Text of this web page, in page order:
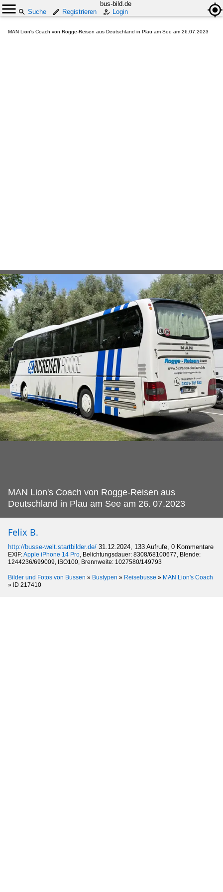
bus-bild.de
Suche
Registrieren Login
MAN Lion's Coach von Rogge-Reisen aus Deutschland in Plau am See am 26.07.2023
MAN Lion's Coach von Rogge-Reisen aus
Deutschland in Plau am See am 26. 07.2023
Felix B.
http://busse-welt.startbilder.de/ 31.12.2024, 133 Aufrufe, 0 Kommentare
EXIF:Apple iPhone 14 Pro, Belichtungsdauer: 8308/68100677, Blende:
1244236/699009, ISO100, Brennweite: 1027580/149793
Bilder und Fotos von Bussen » Bustypen » Reisebusse » MAN Lion's Coach
» ID 217410